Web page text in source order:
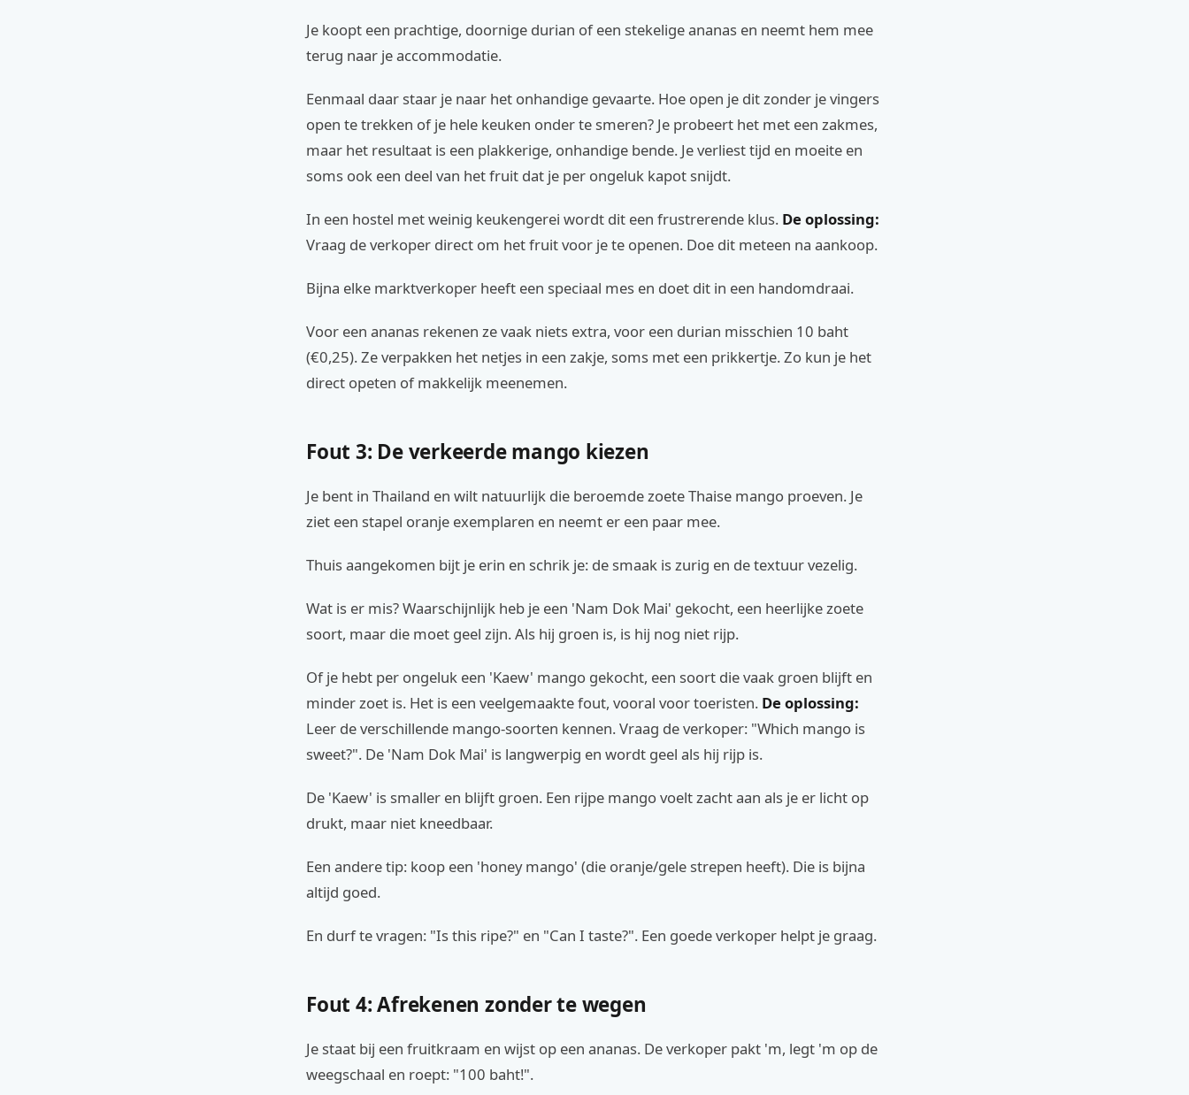
Je koopt een prachtige, doornige durian of een stekelige ananas en neemt hem mee
terug naar je accommodatie.
Eenmaal daar staar je naar het onhandige gevaarte. Hoe open je dit zonder je vingers
open te trekken of je hele keuken onder te smeren? Je probeert het met een zakmes,
maar het resultaat is een plakkerige, onhandige bende. Je verliest tijd en moeite en
soms ook een deel van het fruit dat je per ongeluk kapot snijdt.
In een hostel met weinig keukengerei wordt dit een frustrerende klus. De oplossing:
Vraag de verkoper direct om het fruit voor je te openen. Doe dit meteen na aankoop.
Bijna elke marktverkoper heeft een speciaal mes en doet dit in een handomdraai.
Voor een ananas rekenen ze vaak niets extra, voor een durian misschien 10 baht
(€0,25). Ze verpakken het netjes in een zakje, soms met een prikkertje. Zo kun je het
direct opeten of makkelijk meenemen.
Fout 3: De verkeerde mango kiezen
Je bent in Thailand en wilt natuurlijk die beroemde zoete Thaise mango proeven. Je
ziet een stapel oranje exemplaren en neemt er een paar mee.
Thuis aangekomen bijt je erin en schrik je: de smaak is zurig en de textuur vezelig.
Wat is er mis? Waarschijnlijk heb je een 'Nam Dok Mai' gekocht, een heerlijke zoete
soort, maar die moet geel zijn. Als hij groen is, is hij nog niet rijp.
Of je hebt per ongeluk een 'Kaew' mango gekocht, een soort die vaak groen blijft en
minder zoet is. Het is een veelgemaakte fout, vooral voor toeristen. De oplossing:
Leer de verschillende mango-soorten kennen. Vraag de verkoper: "Which mango is
sweet?". De 'Nam Dok Mai' is langwerpig en wordt geel als hij rijp is.
De 'Kaew' is smaller en blijft groen. Een rijpe mango voelt zacht aan als je er licht op
drukt, maar niet kneedbaar.
Een andere tip: koop een 'honey mango' (die oranje/gele strepen heeft). Die is bijna
altijd goed.
En durf te vragen: "Is this ripe?" en "Can I taste?". Een goede verkoper helpt je graag.
Fout 4: Afrekenen zonder te wegen
Je staat bij een fruitkraam en wijst op een ananas. De verkoper pakt 'm, legt 'm op de
weegschaal en roept: "100 baht!".